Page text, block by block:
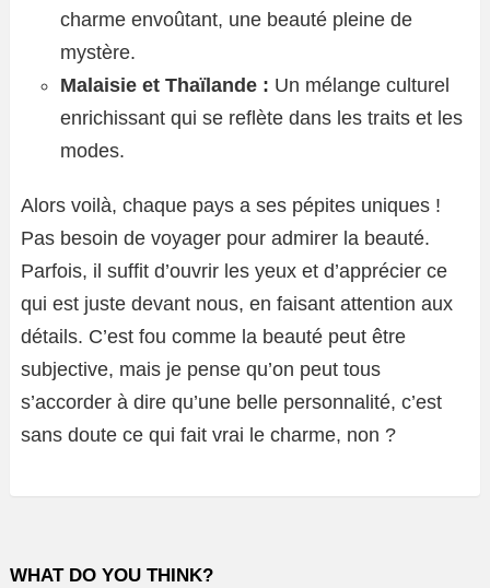
charme envoûtant, une beauté pleine de
mystère.
Malaisie et Thaïlande : Un mélange culturel
enrichissant qui se reflète dans les traits et les
modes.
Alors voilà, chaque pays a ses pépites uniques !
Pas besoin de voyager pour admirer la beauté.
Parfois, il suffit d’ouvrir les yeux et d’apprécier ce
qui est juste devant nous, en faisant attention aux
détails. C’est fou comme la beauté peut être
subjective, mais je pense qu’on peut tous
s’accorder à dire qu’une belle personnalité, c’est
sans doute ce qui fait vrai le charme, non ?
WHAT DO YOU THINK?